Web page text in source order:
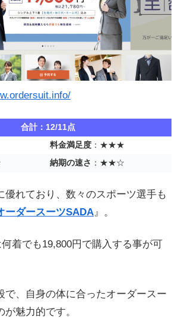
合計：12/11点
料金満足度 ：★★★
納期の速さ ：★★☆
優れており、数々のスポーツ選手も
ーダースーツSADA』。
着でも19,800円で購入する事が可
で、自身の体に合ったオーダースー
魅力的です。